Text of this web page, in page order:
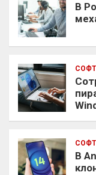
В
СОФТ
СОФТ
В